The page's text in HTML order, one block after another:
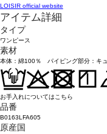
LOISIR official website
アイテム詳細
タイプ
ワンピース
素材
本体：綿100％ パイピング部分：キ
お手入れについてはこちら
品番
B0163LFA605
原産国